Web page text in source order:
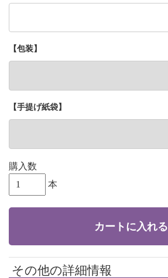
【包装】
【手提げ紙袋】
購入数
本
カートに入れる
その他の詳細情報